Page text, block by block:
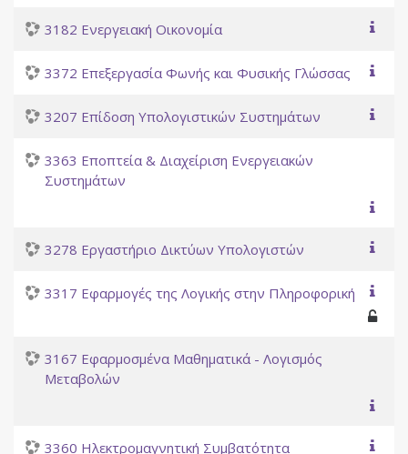
3182 Ενεργειακή Οικονομία
3372 Επεξεργασία Φωνής και Φυσικής Γλώσσας
3207 Επίδοση Υπολογιστικών Συστημάτων
3363 Εποπτεία & Διαχείριση Ενεργειακών
Συστημάτων
3278 Εργαστήριο Δικτύων Υπολογιστών
3317 Εφαρμογές της Λογικής στην Πληροφορική
3167 Εφαρμοσμένα Μαθηματικά - Λογισμός
Μεταβολών
3360 Ηλεκτρομαγνητική Συμβατότητα